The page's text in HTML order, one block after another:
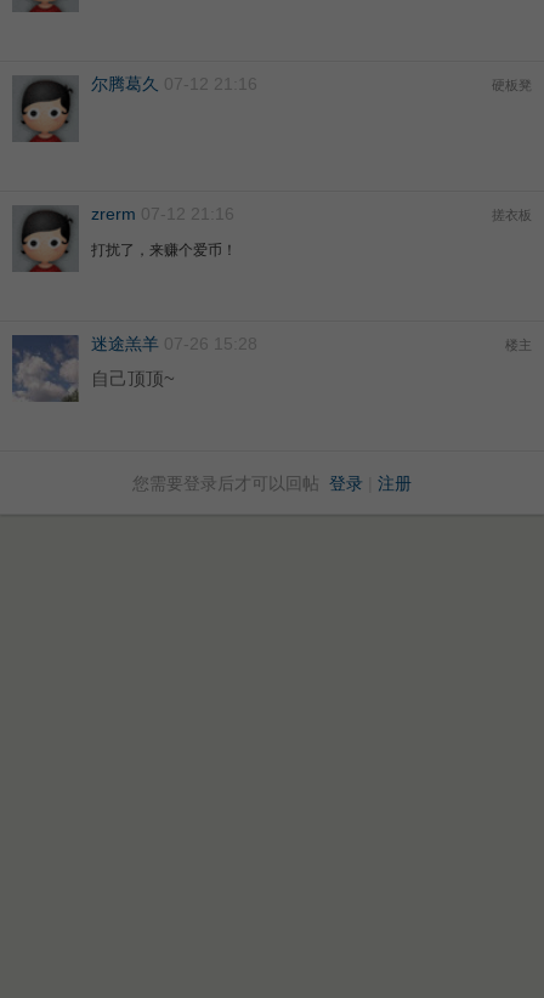
尔腾葛久 07-12 21:16 硬板凳
zrerm 07-12 21:16 搓衣板
打扰了，来赚个爱币！
迷途羔羊 07-26 15:28 楼主
自己顶顶~
您需要登录后才可以回帖 登录 注册